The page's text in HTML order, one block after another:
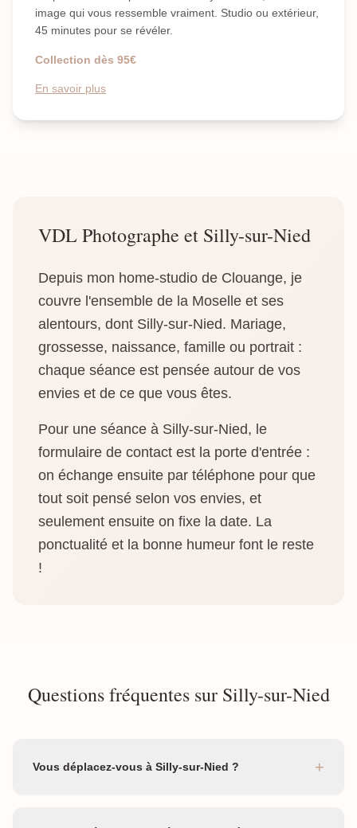
image qui vous ressemble vraiment. Studio ou extérieur,
45 minutes pour se révéler.
Collection dès 95€
En savoir plus
VDL Photographe et Silly-sur-Nied
Depuis mon home-studio de Clouange, je
couvre l'ensemble de la Moselle et ses
alentours, dont Silly-sur-Nied. Mariage,
grossesse, naissance, famille ou portrait :
chaque séance est pensée autour de vos
envies et de ce que vous êtes.
Pour une séance à Silly-sur-Nied, le
formulaire de contact est la porte d'entrée :
on échange ensuite par téléphone pour que
tout soit pensé selon vos envies, et
seulement ensuite on fixe la date. La
ponctualité et la bonne humeur font le reste
!
Questions fréquentes sur Silly-sur-Nied
Vous déplacez-vous à Silly-sur-Nied ? +